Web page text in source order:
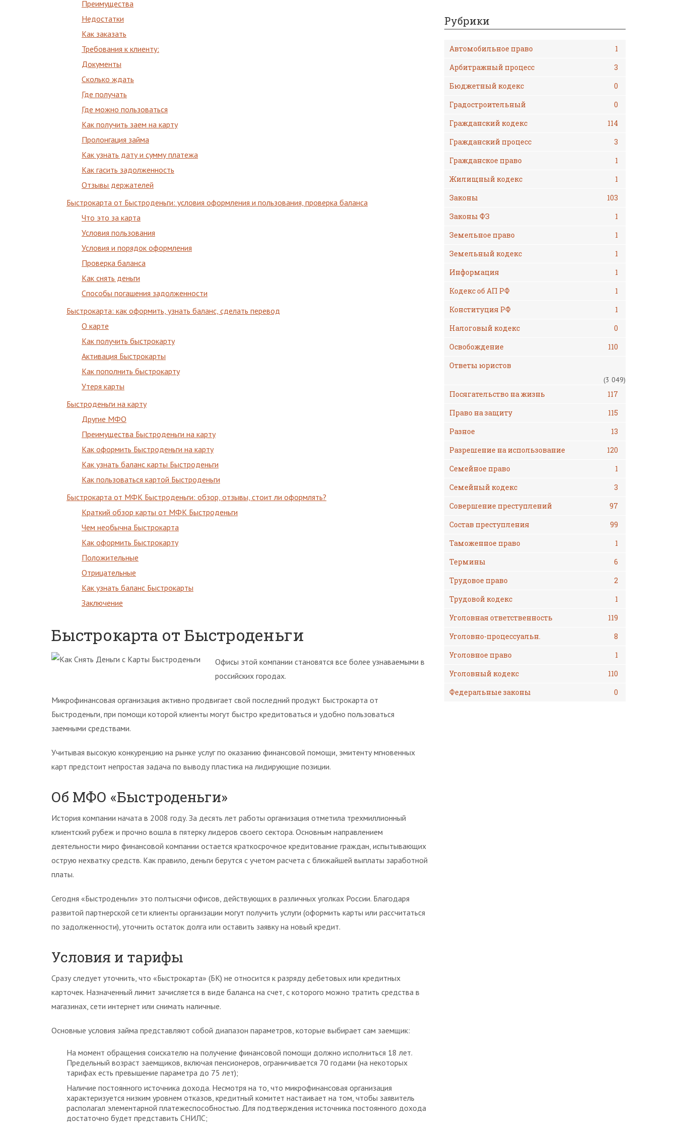
Преимущества
Недостатки
Как заказать
Требования к клиенту:
Документы
Сколько ждать
Где получать
Где можно пользоваться
Как получить заем на карту
Пролонгация займа
Как узнать дату и сумму платежа
Как гасить задолженность
Отзывы держателей
Быстрокарта от Быстроденьги: условия оформления и пользования, проверка баланса
Что это за карта
Условия пользования
Условия и порядок оформления
Проверка баланса
Как снять деньги
Способы погашения задолженности
Быстрокарта: как оформить, узнать баланс, сделать перевод
О карте
Как получить быстрокарту
Активация Быстрокарты
Как пополнить быстрокарту
Утеря карты
Быстроденьги на карту
Другие МФО
Преимущества Быстроденьги на карту
Как оформить Быстроденьги на карту
Как узнать баланс карты Быстроденьги
Как пользоваться картой Быстроденьги
Быстрокарта от МФК Быстроденьги: обзор, отзывы, стоит ли оформлять?
Краткий обзор карты от МФК Быстроденьги
Чем необычна Быстрокарта
Как оформить Быстрокарту
Положительные
Отрицательные
Как узнать баланс Быстрокарты
Заключение
Быстрокарта от Быстроденьги
Офисы этой компании становятся все более узнаваемыми в
российских городах.
Микрофинансовая организация активно продвигает свой последний продукт Быстрокарта от
Быстроденьги, при помощи которой клиенты могут быстро кредитоваться и удобно пользоваться
заемными средствами.
Учитывая высокую конкуренцию на рынке услуг по оказанию финансовой помощи, эмитенту мгновенных
карт предстоит непростая задача по выводу пластика на лидирующие позиции.
Об МФО «Быстроденьги»
История компании начата в 2008 году. За десять лет работы организация отметила трехмиллионный
клиентский рубеж и прочно вошла в пятерку лидеров своего сектора. Основным направлением
деятельности миро финансовой компании остается краткосрочное кредитование граждан, испытывающих
острую нехватку средств. Как правило, деньги берутся с учетом расчета с ближайшей выплаты заработной
платы.
Сегодня «Быстроденьги» это полтысячи офисов, действующих в различных уголках России. Благодаря
развитой партнерской сети клиенты организации могут получить услуги (оформить карты или рассчитаться
по задолженности), уточнить остаток долга или оставить заявку на новый кредит.
Условия и тарифы
Сразу следует уточнить, что «Быстрокарта» (БК) не относится к разряду дебетовых или кредитных
карточек. Назначенный лимит зачисляется в виде баланса на счет, с которого можно тратить средства в
магазинах, сети интернет или снимать наличные.
Основные условия займа представляют собой диапазон параметров, которые выбирает сам заемщик:
На момент обращения соискателю на получение финансовой помощи должно исполниться 18 лет.
Предельный возраст заемщиков, включая пенсионеров, ограничивается 70 годами (на некоторых
тарифах есть превышение параметра до 75 лет);
Наличие постоянного источника дохода. Несмотря на то, что микрофинансовая организация
характеризуется низким уровнем отказов, кредитный комитет настаивает на том, чтобы заявитель
располагал элементарной платежеспособностью. Для подтверждения источника постоянного дохода
достаточно будет представить СНИЛС;
Рубрики
Автомобильное право
1
Арбитражный процесс
3
Бюджетный кодекс
0
Градостроительный
0
Гражданский кодекс
114
Гражданский процесс
3
Гражданское право
1
Жилищный кодекс
1
Законы
103
Законы ФЗ
1
Земельное право
1
Земельный кодекс
1
Информация
1
Кодекс об АП РФ
1
Конституция РФ
1
Налоговый кодекс
0
Освобождение
110
Ответы юристов
(3 049)
Посягательство на жизнь
117
Право на защиту
115
Разное
13
Разрешение на использование
120
Семейное право
1
Семейный кодекс
3
Совершение преступлений
97
Состав преступления
99
Таможенное право
1
Термины
6
Трудовое право
2
Трудовой кодекс
1
Уголовная ответственность
119
Уголовно-процессуальн.
8
Уголовное право
1
Уголовный кодекс
110
Федеральные законы
0